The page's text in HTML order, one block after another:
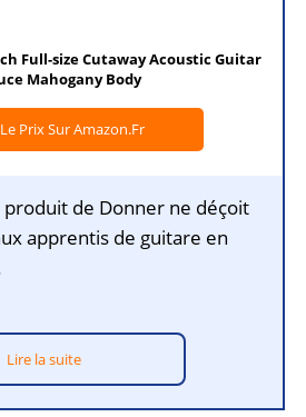
Full-size Cutaway Acoustic Guitar
Mahogany Body
Prix Sur Amazon.fr
produit de Donner ne déçoit
apprentis de guitare en
Lire la suite